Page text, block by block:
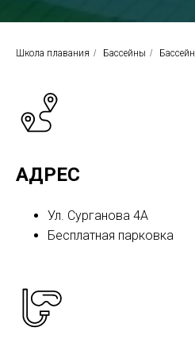
Школа плавания / Бассейны /
АДРЕС
Ул. Сурганова 4А
Бесплатная парковка